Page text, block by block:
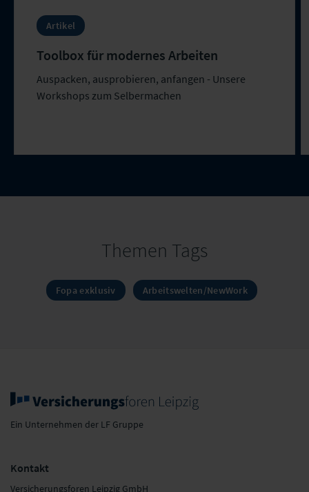
Artikel
Toolbox für modernes Arbeiten​
Auspacken, ausprobieren, anfangen - Unsere
Workshops zum Selbermachen
Themen Tags
Fopa exklusiv Arbeitswelten/NewWork
Ein Unternehmen der LF Gruppe
Kontakt
Versicherungsforen Leipzig GmbH